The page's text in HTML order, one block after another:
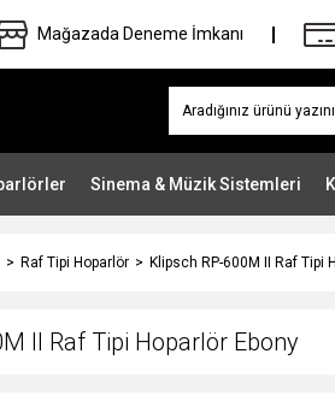
Mağazada Deneme İmkanı
Sinema & Müzik Sistemleri
Raf Tipi Hoparlör Klipsch RP-600M II Raf Tipi
II Raf Tipi Hoparlör Ebony